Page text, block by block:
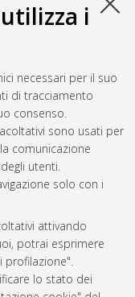
i
necessari per il suo
di tracciamento
consenso.
sono usati per
comunicazione
utenti.
solo con i
attivando
potrai esprimere
profilazione".
lo stato dei